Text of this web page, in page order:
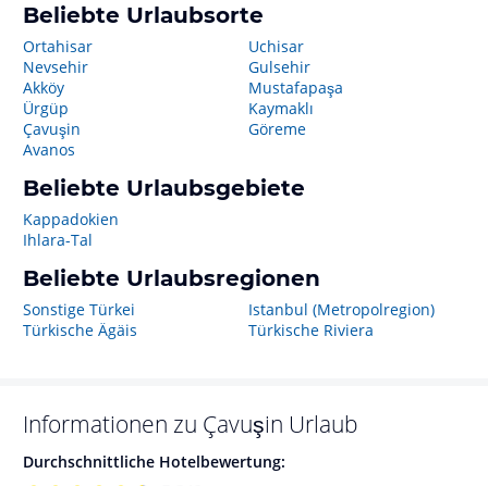
Beliebte Urlaubsorte
Ortahisar
Nevsehir
Akköy
Ürgüp
Çavuşin
Avanos
Uchisar
Gulsehir
Mustafapaşa
Kaymaklı
Göreme
Beliebte Urlaubsgebiete
Kappadokien
Ihlara-Tal
Beliebte Urlaubsregionen
Sonstige Türkei
Türkische Ägäis
Istanbul (Metropolregion)
Türkische Riviera
Informationen zu Çavuşin Urlaub
Durchschnittliche Hotelbewertung: